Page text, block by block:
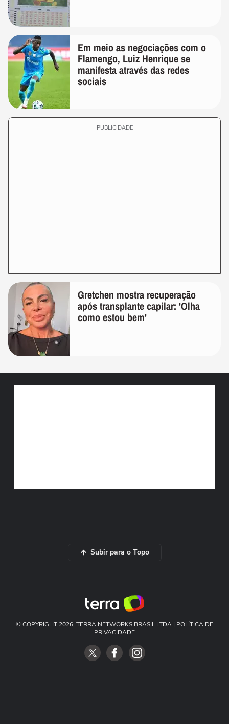
Em meio as negociações com o
Flamengo, Luiz Henrique se
manifesta através das redes
sociais
PUBLICIDADE
Gretchen mostra recuperação
após transplante capilar: 'Olha
como estou bem'
Subir para o Topo
© COPYRIGHT 2026, TERRA NETWORKS BRASIL LTDA | POLÍTICA DE
PRIVACIDADE